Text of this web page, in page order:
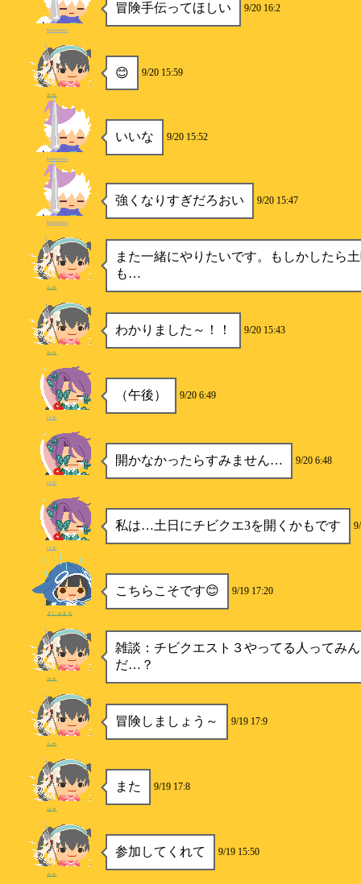
冒険手伝ってほしい 9/20 16:2
kamisama
😊 9/20 15:59
ルカ
いいな 9/20 15:52
kamisama
強くなりすぎだろおい 9/20 15:47
kamisama
また一緒にやりたいです。もしかしたら
も…
ルカ
わかりました～！！ 9/20 15:43
ルカ
（午後） 9/20 6:49
はる
開かなかったらすみません… 9/20 6:48
はる
私は…土日にチビクエ3を開くかもです
はる
こちらこそです😊 9/19 17:20
ましゅまろ
雑談：チビクエスト３やってる人ってみ
だ…？
ルカ
冒険しましょう～ 9/19 17:9
ルカ
また 9/19 17:8
ルカ
参加してくれて 9/19 15:50
ルカ